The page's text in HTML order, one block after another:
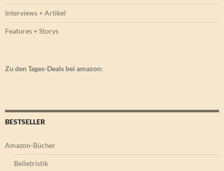
Interviews + Artikel
Features + Storys
Zu den Tages-Deals bei amazon:
BESTSELLER
Amazon-Bücher
Belletristik